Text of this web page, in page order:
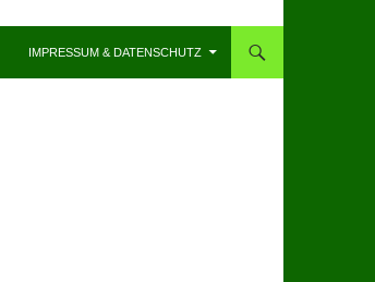
IMPRESSUM & DATENSCHUTZ